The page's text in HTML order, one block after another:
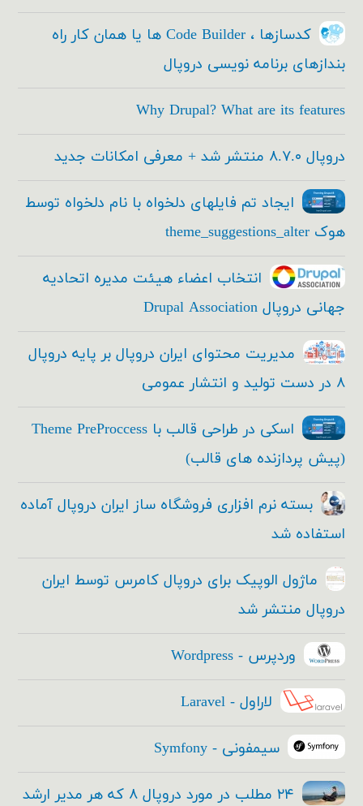
کدسازها ، Code Builder ها یا همان کار راه
بندازهای برنامه نویسی دروپال
Why Drupal? What are its features
دروپال ۸.۷.۰ منتشر شد + معرفی امکانات جدید
ایجاد تم فایلهای دلخواه با نام دلخواه توسط
هوک theme_suggestions_alter
انتخاب اعضاء هیئت مدیره اتحادیه
جهانی دروپال Drupal Association
مدیریت محتوای ایران دروپال بر پایه دروپال
۸ در دست تولید و انتشار عمومی
اسکی در طراحی قالب با Theme PreProccess
(پیش پردازنده های قالب)
بسته نرم افزاری فروشگاه ساز ایران دروپال آماده
استفاده شد
ماژول الوپیک برای دروپال کامرس توسط ایران
دروپال منتشر شد
وردپرس - Wordpress
لاراول - Laravel
سیمفونی - Symfony
۲۴ مطلب در مورد دروپال ۸ که هر مدیر ارشد